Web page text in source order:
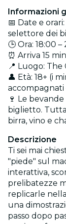
Informazioni
📅 Date e
selettore dei
🕒 Ora: 18:00 –
⏰ Arriva 15
📍 Luogo:
👤 Età: 18+ (i
🍷 Le
biglietto.
birra, vino e
Descrizione
Ti sei mai
"piede" sul
interattiva,
prelibatezze
replicarle
una
passo dopo